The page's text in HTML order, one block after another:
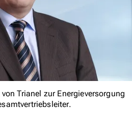
Trianel zur Energieversorgung